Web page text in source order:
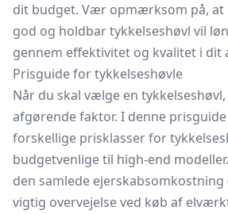
dit budget. Vær opmærksom på, at
god og holdbar tykkelseshøvl vil
gennem effektivitet og kvalitet i dit
Prisguide for tykkelseshøvle
Når du skal vælge en
afgørende faktor. I denne
forskellige prisklasser for
budgetvenlige til high-end
den samlede ejerskabsomkostning
vigtig overvejelse ved køb af